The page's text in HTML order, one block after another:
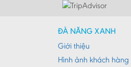
ĐÀ NẴNG XANH
Giới thiệu
Hình ảnh khách hàng